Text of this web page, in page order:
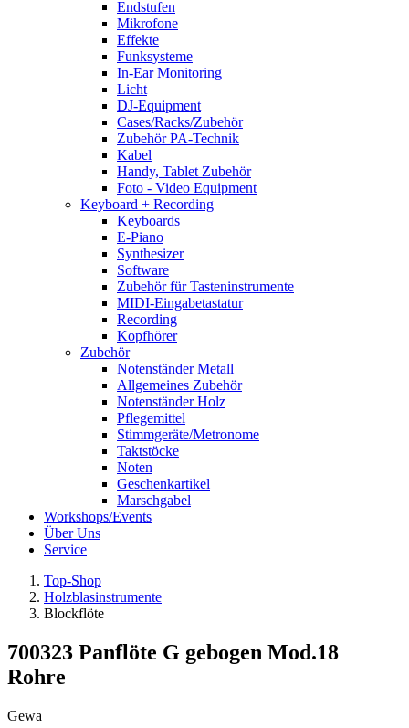
Endstufen
Mikrofone
Effekte
Funksysteme
In-Ear Monitoring
Licht
DJ-Equipment
Cases/Racks/Zubehör
Zubehör PA-Technik
Kabel
Handy, Tablet Zubehör
Foto - Video Equipment
Keyboard + Recording
Keyboards
E-Piano
Synthesizer
Software
Zubehör für Tasteninstrumente
MIDI-Eingabetastatur
Recording
Kopfhörer
Zubehör
Notenständer Metall
Allgemeines Zubehör
Notenständer Holz
Pflegemittel
Stimmgeräte/Metronome
Taktstöcke
Noten
Geschenkartikel
Marschgabel
Workshops/Events
Über Uns
Service
Top-Shop
Holzblasinstrumente
Blockflöte
700323 Panflöte G gebogen Mod.18
Rohre
Gewa